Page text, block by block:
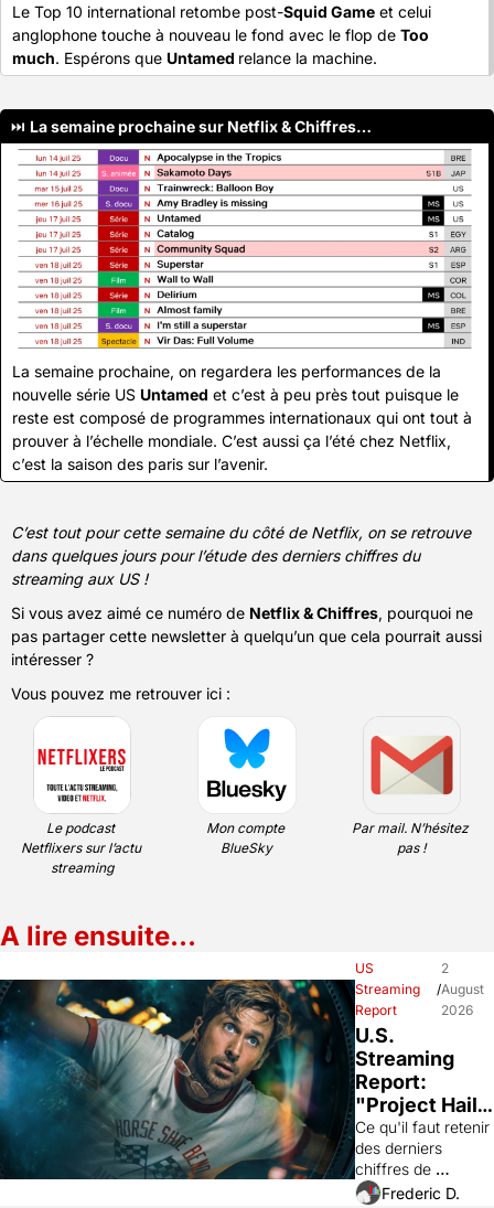
Le Top 10 international retombe post-Squid Game et celui
anglophone touche à nouveau le fond avec le flop de Too
much. Espérons que Untamed relance la machine.
⏭️ La semaine prochaine sur Netflix & Chiffres…
La semaine prochaine, on regardera les performances de la
nouvelle série US Untamed et c’est à peu près tout puisque le
reste est composé de programmes internationaux qui ont tout à
prouver à l’échelle mondiale. C’est aussi ça l’été chez Netflix,
c’est la saison des paris sur l’avenir.
C’est tout pour cette semaine du côté de Netflix, on se retrouve
dans quelques jours pour l’étude des derniers chiffres du
streaming aux US !
Si vous avez aimé ce numéro de Netflix & Chiffres, pourquoi ne
pas partager cette newsletter à quelqu’un que cela pourrait aussi
intéresser ?
Vous pouvez me retrouver ici :
Le podcast
Netflixers sur l’actu
streaming
Mon compte
BlueSky
Par mail. N’hésitez
pas !
A lire ensuite…
US
Streaming
Report
/
2
August
2026
U.S.
Streaming
Report:
"Project Hail
Mary"
(Prime),
"Elle"
(Prime),
Ce qu'il faut retenir
des derniers
chiffres de
visionnages aux
Frederic D.